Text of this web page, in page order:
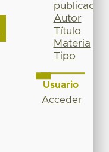
publicación
Autor
Título
Materia
Tipo
Usuario
Acceder